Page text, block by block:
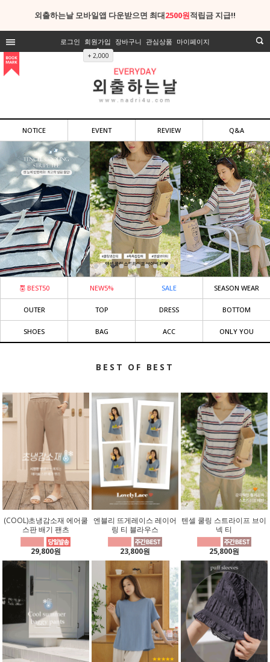
외출하는날 모바일앱 다운받으면 최대2500원적립금 지급!!
로그인 회원가입
+ 2,000
장바구니 관심상품 마이페이지
NOTICE EVENT REVIEW Q&A
BEST50 NEW5% SALE SEASON WEAR
OUTER TOP DRESS BOTTOM
SHOES BAG ACC ONLY YOU
BEST OF BEST
(COOL)초냉감소재 에어쿨
스판 배기 팬츠
29,800원
엔블리 뜨게레이스 레이어
링 티 블라우스
23,800원
텐셀 쿨링 스트라이프 브이
넥 티
25,800원